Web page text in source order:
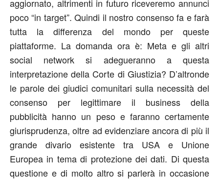
aggiornato, altrimenti in futuro riceveremo annunci
poco “in target”. Quindi il nostro consenso fa e farà
tutta la differenza del mondo per queste
piattaforme. La domanda ora è: Meta e gli altri
social network si adegueranno a questa
interpretazione della Corte di Giustizia? D’altronde
le parole dei giudici comunitari sulla necessità del
consenso per legittimare il business della
pubblicità hanno un peso e faranno certamente
giurisprudenza, oltre ad evidenziare ancora di più il
grande divario esistente tra USA e Unione
Europea in tema di protezione dei dati. Di questa
questione e di molto altro si parlerà in occasione